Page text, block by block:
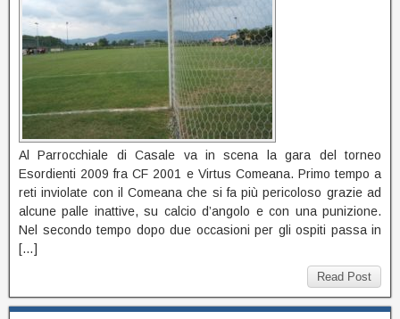
Al Parrocchiale di Casale va in scena la gara del torneo
Esordienti 2009 fra CF 2001 e Virtus Comeana. Primo tempo a
reti inviolate con il Comeana che si fa più pericoloso grazie ad
alcune palle inattive, su calcio d’angolo e con una punizione.
Nel secondo tempo dopo due occasioni per gli ospiti passa in
[…]
Read Post